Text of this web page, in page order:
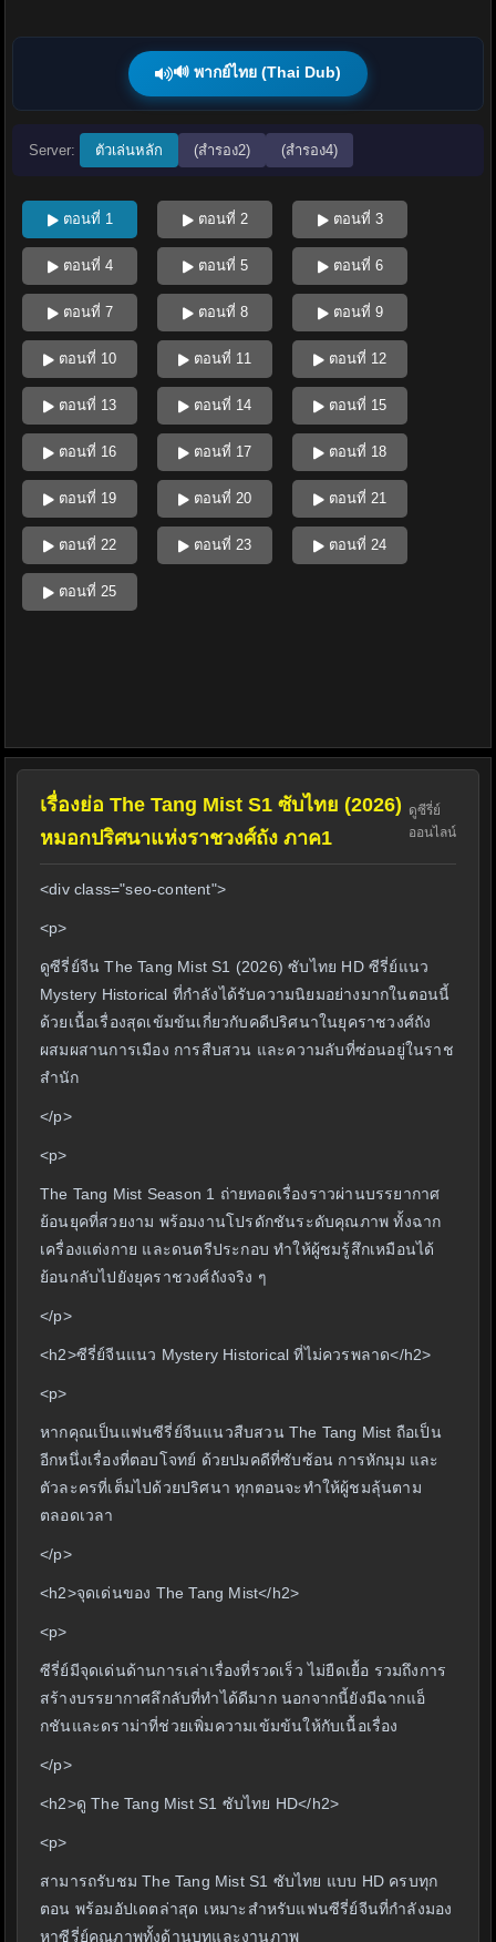
🔊 พากย์ไทย (Thai Dub)
Server: ตัวเล่นหลัก (สำรอง2) (สำรอง4)
ตอนที่ 1 ตอนที่ 2 ตอนที่ 3
ตอนที่ 4 ตอนที่ 5 ตอนที่ 6
ตอนที่ 7 ตอนที่ 8 ตอนที่ 9
ตอนที่ 10 ตอนที่ 11 ตอนที่ 12
ตอนที่ 13 ตอนที่ 14 ตอนที่ 15
ตอนที่ 16 ตอนที่ 17 ตอนที่ 18
ตอนที่ 19 ตอนที่ 20 ตอนที่ 21
ตอนที่ 22 ตอนที่ 23 ตอนที่ 24
ตอนที่ 25
เรื่องย่อ The Tang Mist S1 ซับไทย (2026)
หมอกปริศนาแห่งราชวงศ์ถัง ภาค1
ดูซีรี่ย์
ออนไลน์
<div class="seo-content">
<p>
ดูซีรี่ย์จีน The Tang Mist S1 (2026) ซับไทย HD ซีรี่ย์แนว
Mystery Historical ที่กำลังได้รับความนิยมอย่างมากในตอนนี้
ด้วยเนื้อเรื่องสุดเข้มข้นเกี่ยวกับคดีปริศนาในยุคราชวงศ์ถัง
ผสมผสานการเมือง การสืบสวน และความลับที่ซ่อนอยู่ในราช
สำนัก
</p>
<p>
The Tang Mist Season 1 ถ่ายทอดเรื่องราวผ่านบรรยากาศ
ย้อนยุคที่สวยงาม พร้อมงานโปรดักชันระดับคุณภาพ ทั้งฉาก
เครื่องแต่งกาย และดนตรีประกอบ ทำให้ผู้ชมรู้สึกเหมือนได้
ย้อนกลับไปยังยุคราชวงศ์ถังจริง ๆ
</p>
<h2>ซีรี่ย์จีนแนว Mystery Historical ที่ไม่ควรพลาด</h2>
<p>
หากคุณเป็นแฟนซีรี่ย์จีนแนวสืบสวน The Tang Mist ถือเป็น
อีกหนึ่งเรื่องที่ตอบโจทย์ ด้วยปมคดีที่ซับซ้อน การหักมุม และ
ตัวละครที่เต็มไปด้วยปริศนา ทุกตอนจะทำให้ผู้ชมลุ้นตาม
ตลอดเวลา
</p>
<h2>จุดเด่นของ The Tang Mist</h2>
<p>
ซีรี่ย์มีจุดเด่นด้านการเล่าเรื่องที่รวดเร็ว ไม่ยืดเยื้อ รวมถึงการ
สร้างบรรยากาศลึกลับที่ทำได้ดีมาก นอกจากนี้ยังมีฉากแอ็
กชันและดราม่าที่ช่วยเพิ่มความเข้มข้นให้กับเนื้อเรื่อง
</p>
<h2>ดู The Tang Mist S1 ซับไทย HD</h2>
<p>
สามารถรับชม The Tang Mist S1 ซับไทย แบบ HD ครบทุก
ตอน พร้อมอัปเดตล่าสุด เหมาะสำหรับแฟนซีรี่ย์จีนที่กำลังมอง
หาซีรี่ย์คุณภาพทั้งด้านบทและงานภาพ